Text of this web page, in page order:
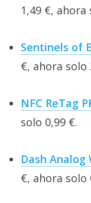
1,49 €, ahora
Sentinels of
€, ahora solo
NFC ReTag
solo 0,99 €.
Dash Analog
€, ahora solo